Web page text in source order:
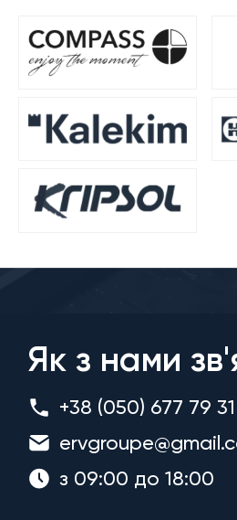
Як з нами
+38 (050) 677 79 31
з 09:00 до 18:00